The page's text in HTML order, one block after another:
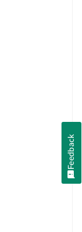
Feedback